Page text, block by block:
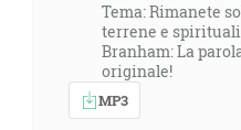
Tema: Rimanete
terrene e
Branham: La
originale!
MP3